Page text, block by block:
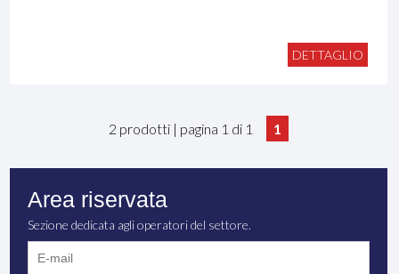
DETTAGLIO
2 prodotti | pagina 1 di 1 1
Area riservata
Sezione dedicata agli operatori del settore.